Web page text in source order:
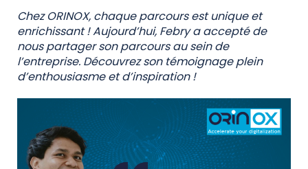
Chez ORINOX, chaque parcours est unique et
enrichissant ! Aujourd’hui, Febry a accepté de
nous partager son parcours au sein de
l’entreprise. Découvrez son témoignage plein
d’enthousiasme et d’inspiration !